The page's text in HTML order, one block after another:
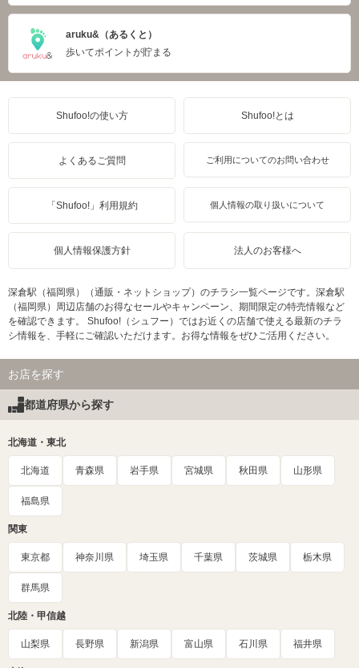
aruku&（あるくと）
歩いてポイントが貯まる
Shufoo!の使い方 Shufoo!とは
よくあるご質問 ご利用についてのお問い合わせ
「Shufoo!」利用規約 個人情報の取り扱いについて
個人情報保護方針 法人のお客様へ
深倉駅（福岡県）（通販・ネットショップ）のチラシ一覧ページです。深倉駅
（福岡県）周辺店舗のお得なセールやキャンペーン、期間限定の特売情報など
を確認できます。 Shufoo!（シュフー）ではお近くの店舗で使える最新のチラ
シ情報を、手軽にご確認いただけます。お得な情報をぜひご活用ください。
お店を探す
都道府県から探す
北海道・東北
北海道 青森県 岩手県 宮城県 秋田県 山形県
福島県
関東
東京都 神奈川県 埼玉県 千葉県 茨城県 栃木県
群馬県
北陸・甲信越
山梨県 長野県 新潟県 富山県 石川県 福井県